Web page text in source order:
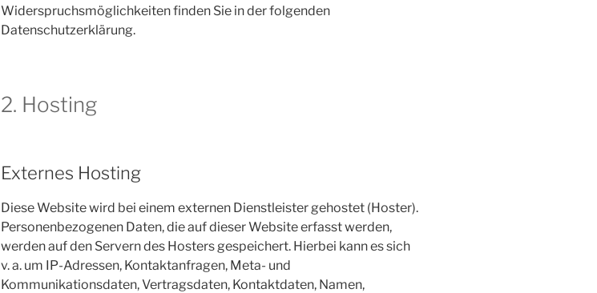
Widerspruchsmöglichkeiten finden Sie in der folgenden
Datenschutzerklärung.
2. Hosting
Externes Hosting
Diese Website wird bei einem externen Dienstleister gehostet (Hoster).
Personenbezogenen Daten, die auf dieser Website erfasst werden,
werden auf den Servern des Hosters gespeichert. Hierbei kann es sich
v. a. um IP-Adressen, Kontaktanfragen, Meta- und
Kommunikationsdaten, Vertragsdaten, Kontaktdaten, Namen,